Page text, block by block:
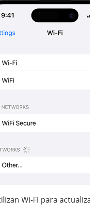
Wi-Fi para